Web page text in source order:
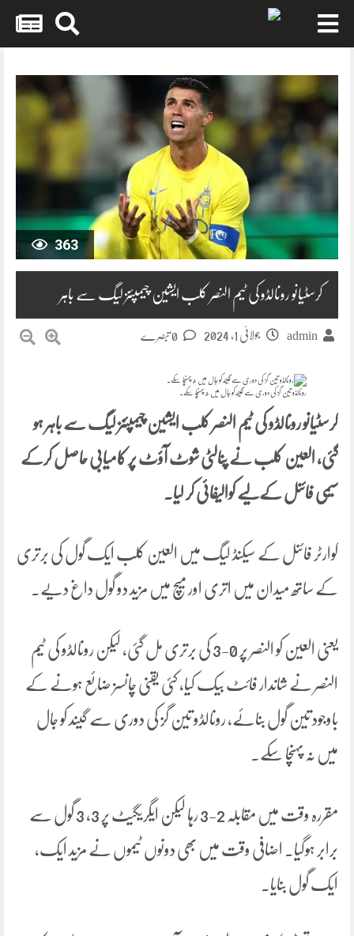
content
363
کرسٹیانو رونالڈو کی ٹیم النصر کلب ایشین چیمپئنز لیگ سے باہر
admin جولائی 1, 2024
رونالڈو تین گز کی دوری سے گیند کو جال میں نہ پہنچا سکے۔
کرسٹیانو رونالڈو کی ٹیم النصر کلب ایشین چیمپئنز لیگ سے باہر ہو
گئی، العین کلب نے پنالٹی شوٹ آؤٹ پر کامیابی حاصل کرکے
سیمی فائنل کےلیے کوالیفائی کر لیا۔
کوارٹر فائنل کے سیکنڈ لیگ میں العین کلب ایک گول کی برتری
کے ساتھ میدان میں اتری اور میچ میں مزید دو گول داغ دیے۔
یعنی العین کو النصر پر 0-3 کی برتری مل گئی، لیکن رونالڈو کی ٹیم
النصر نے شاندار فائٹ بیک کیا، کئی یقنی چانسز ضائع ہونے کے
باوجود تین گول بنائے، رونالڈو تین گز کی دوری سے گیند کو جال
میں نہ پہنچا سکے۔
مقررہ وقت میں مقابلہ 2-3 رہا لیکن ایگریگیٹ پر 3، 3 گول سے
برابر ہوگیا۔ اضافی وقت میں بھی دونوں ٹیموں نے مزید ایک،
ایک گول بنایا۔